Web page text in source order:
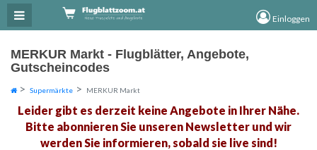
Einloggen
MERKUR Markt - Flugblätter, Angebote,
Gutscheincodes
Supermärkte MERKUR Markt
Leider gibt es derzeit keine Angebote in Ihrer Nähe.
Bitte abonnieren Sie unseren Newsletter und wir
werden Sie informieren, sobald sie live sind!